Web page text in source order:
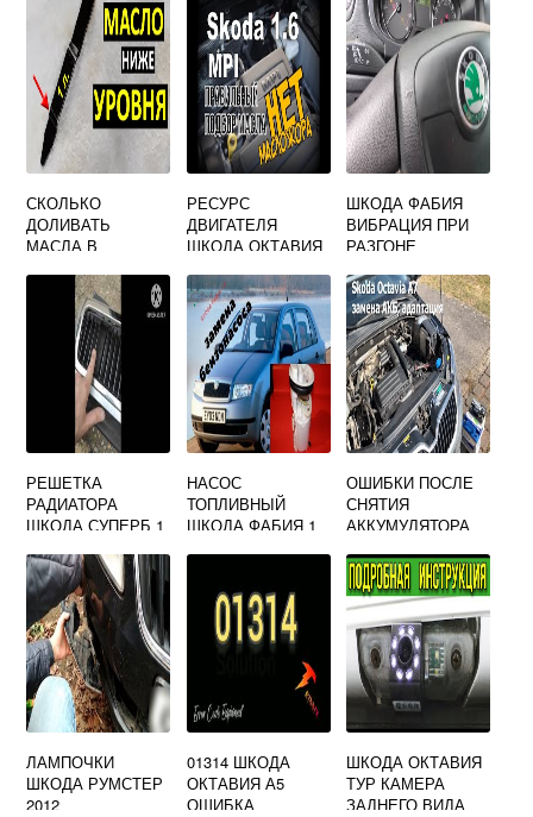
СКОЛЬКО
ДОЛИВАТЬ
МАСЛА В
НА ЩУПЕ
МИНИМУМ SKODA
РЕСУРС
ДВИГАТЕЛЯ
ШКОДА ОКТАВИЯ
ШКОДА ФАБИЯ
ВИБРАЦИЯ ПРИ
РАЗГОНЕ
РЕШЕТКА
РАДИАТОРА
ШКОДА СУПЕРБ 1
НАСОС
ТОПЛИВНЫЙ
ШКОДА ФАБИЯ 1
ОШИБКИ ПОСЛЕ
СНЯТИЯ
АККУМУЛЯТОРА
ЛАМПОЧКИ
ШКОДА РУМСТЕР
2012
01314 ШКОДА
ОКТАВИЯ А5
ОШИБКА
ШКОДА ОКТАВИЯ
ТУР КАМЕРА
ЗАДНЕГО ВИДА